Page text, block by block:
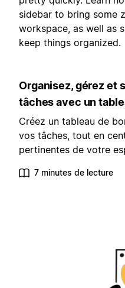
sidebar to bring some
workspace, as well as
keep things organized.
Organisez, gérez et
tâches avec un
Créez un tableau de
vos tâches, tout en
pertinentes de votre
7 minutes de lecture